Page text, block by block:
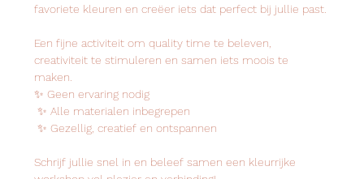
favoriete kleuren en creëer iets dat perfect bij jullie past.
Een fijne activiteit om quality time te beleven,
creativiteit te stimuleren en samen iets moois te
maken.
✨ Geen ervaring nodig
✨ Alle materialen inbegrepen
✨ Gezellig, creatief en ontspannen
Schrijf jullie snel in en beleef samen een kleurrijke